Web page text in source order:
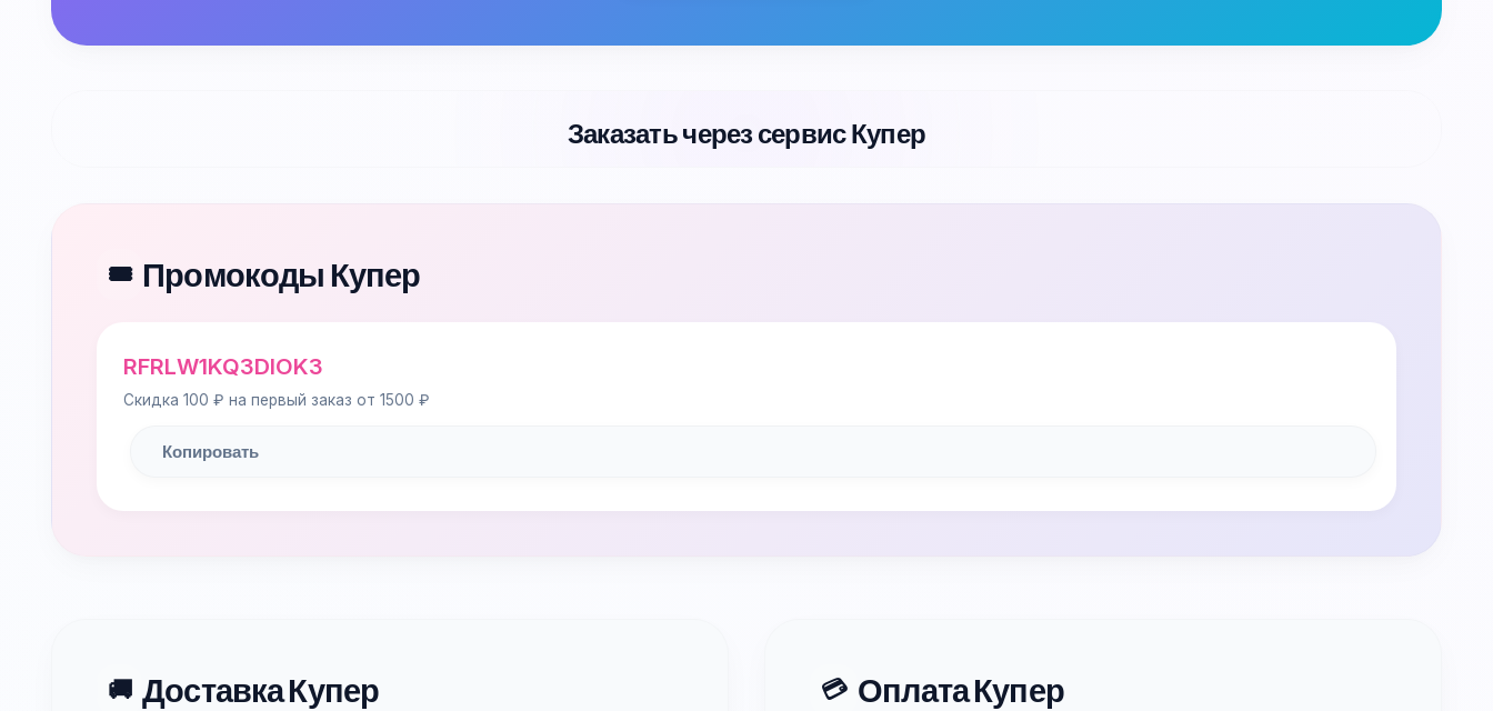
Заказать через сервис Купер
🎟️ Промокоды Купер
RFRLW1KQ3DIOK3
Скидка 100 ₽ на первый заказ от 1500 ₽
Копировать
🚚 Доставка Купер 💳 Оплата Купер